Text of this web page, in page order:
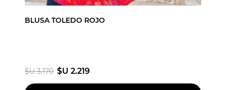
BLUSA TOLEDO ROJO
$U 3.170 $U 2.219